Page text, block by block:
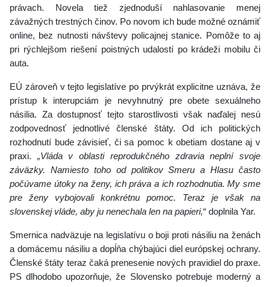
právach. Novela tiež zjednoduší nahlasovanie menej
závažných trestných činov. Po novom ich bude možné oznámiť
online, bez nutnosti návštevy policajnej stanice. Pomôže to aj
pri rýchlejšom riešení poistných udalostí po krádeži mobilu či
auta.
EÚ zároveň v tejto legislatíve po prvýkrát explicitne uznáva, že
prístup k interupciám je nevyhnutný pre obete sexuálneho
násilia. Za dostupnosť tejto starostlivosti však naďalej nesú
zodpovednosť jednotlivé členské štáty. Od ich politických
rozhodnutí bude závisieť, či sa pomoc k obetiam dostane aj v
praxi. „Vláda v oblasti reprodukčného zdravia neplní svoje
záväzky. Namiesto toho od politikov Smeru a Hlasu často
počúvame útoky na ženy, ich práva a ich rozhodnutia. My sme
pre ženy vybojovali konkrétnu pomoc. Teraz je však na
slovenskej vláde, aby ju nenechala len na papieri,“ doplnila Yar.
Smernica nadväzuje na legislatívu o boji proti násiliu na ženách
a domácemu násiliu a dopĺňa chýbajúci diel európskej ochrany.
Členské štáty teraz čaká prenesenie nových pravidiel do praxe.
PS dlhodobo upozorňuje, že Slovensko potrebuje moderný a